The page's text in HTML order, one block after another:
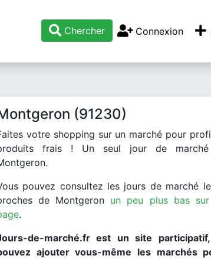
Chercher Connexion
(91230)
votre shopping sur un marché pour
frais ! Un seul jour de
pouvez consultez les jours de marché
de Montgeron un peu plus bas
.
de-marché.fr est un site
ajouter vous-même les marchés